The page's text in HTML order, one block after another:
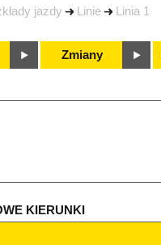
jazdy Linie Linia 1
Zmiany
KIERUNKI